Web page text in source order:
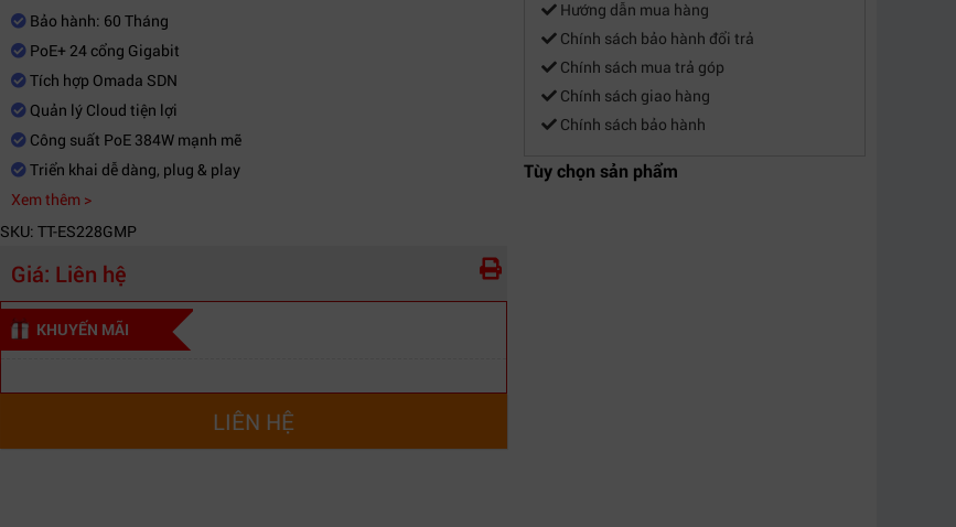
Bảo hành: 60 Tháng
PoE+ 24 cổng Gigabit
Tích hợp Omada SDN
Quản lý Cloud tiện lợi
Công suất PoE 384W mạnh mẽ
Triển khai dễ dàng, plug & play
Xem thêm >
SKU: TT-ES228GMP
Giá: Liên hệ
KHUYẾN MÃI
LIÊN HỆ
Hướng dẫn mua hàng
Chính sách bảo hành đổi trả
Chính sách mua trả góp
Chính sách giao hàng
Chính sách bảo hành
Tùy chọn sản phẩm